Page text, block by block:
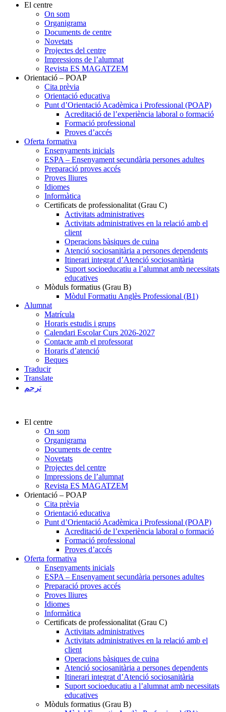
El centre
On som
Organigrama
Documents de centre
Novetats
Projectes del centre
Impressions de l’alumnat
Revista ES MAGATZEM
Orientació – POAP
Cita prèvia
Orientació educativa
Punt d’Orientació Acadèmica i Professional (POAP)
Acreditació de l’experiència laboral o formació
Formació professional
Proves d’accés
Oferta formativa
Ensenyaments inicials
ESPA – Ensenyament secundària persones adultes
Preparació proves accés
Proves lliures
Idiomes
Informàtica
Certificats de professionalitat (Grau C)
Activitats administratives
Activitats administratives en la relació amb el
client
Operacions bàsiques de cuina
Atenció sociosanitària a persones dependents
Itinerari integrat d’Atenció sociosanitària
Suport socioeducatiu a l’alumnat amb necessitats
educatives
Mòduls formatius (Grau B)
Mòdul Formatiu Anglès Professional (B1)
Alumnat
Matrícula
Horaris estudis i grups
Calendari Escolar Curs 2026-2027
Contacte amb el professorat
Horaris d’atenció
Beques
Traducir
Translate
ترجم
El centre
On som
Organigrama
Documents de centre
Novetats
Projectes del centre
Impressions de l’alumnat
Revista ES MAGATZEM
Orientació – POAP
Cita prèvia
Orientació educativa
Punt d’Orientació Acadèmica i Professional (POAP)
Acreditació de l’experiència laboral o formació
Formació professional
Proves d’accés
Oferta formativa
Ensenyaments inicials
ESPA – Ensenyament secundària persones adultes
Preparació proves accés
Proves lliures
Idiomes
Informàtica
Certificats de professionalitat (Grau C)
Activitats administratives
Activitats administratives en la relació amb el
client
Operacions bàsiques de cuina
Atenció sociosanitària a persones dependents
Itinerari integrat d’Atenció sociosanitària
Suport socioeducatiu a l’alumnat amb necessitats
educatives
Mòduls formatius (Grau B)